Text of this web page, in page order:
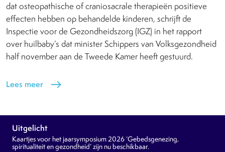
dat osteopathische of craniosacrale therapieën positieve
effecten hebben op behandelde kinderen, schrijft de
Inspectie voor de Gezondheidszorg (IGZ) in het rapport
over huilbaby’s dat minister Schippers van Volksgezondheid
half november aan de Tweede Kamer heeft gestuurd.
Lees meer east
Uitgelicht
Kaartjes voor het jaarsymposium 2026 ‘Gebedsgenezing,
spiritualiteit en gezondheid’ zijn nu beschikbaar.